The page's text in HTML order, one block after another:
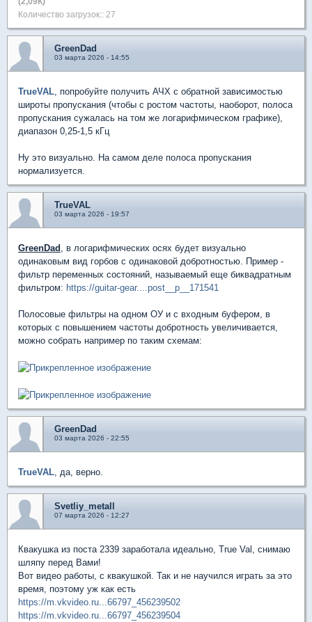
Количество загрузок:: 27
GreenDad
03 марта 2026 - 14:55
TrueVAL, попробуйте получить АЧХ с обратной зависимостью
широты пропускания (чтобы с ростом частоты, наоборот, полоса
пропускания сужалась на том же логарифмическом графике),
диапазон 0,25-1,5 кГц
Ну это визуально. На самом деле полоса пропускания
нормализуется.
TrueVAL
03 марта 2026 - 19:57
GreenDad , в логарифмических осях будет визуально
одинаковым вид горбов с одинаковой добротностью. Пример -
фильтр переменных состояний, называемый еще биквадратным
фильтром: https://guitar-gear....post__p__171541
Полосовые фильтры на одном ОУ и с входным буфером, в
которых с повышением частоты добротность увеличивается,
можно собрать например по таким схемам:
GreenDad
03 марта 2026 - 22:55
TrueVAL, да, верно.
Svetliy_metall
07 марта 2026 - 12:27
Квакушка из поста 2339 заработала идеально, True Val, снимаю
шляпу перед Вами!
Вот видео работы, с квакушкой. Так и не научился играть за это
время, поэтому уж как есть
https://m.vkvideo.ru...66797_456239502
https://m.vkvideo.ru...66797_456239504